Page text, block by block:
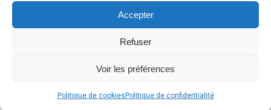
Accepter
Refuser
Voir les préférences
Politique de cookies Politique de confidentialité
Copyright © 2018 Webasket |
Contact